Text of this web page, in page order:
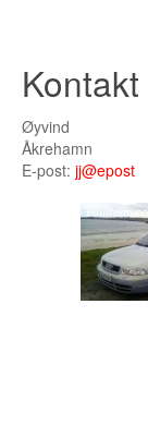
Rogaland
Troms
Sør Trøndelag
Nordland
Kontakt
Øyvind
Åkrehamn
E-post: jj@epost